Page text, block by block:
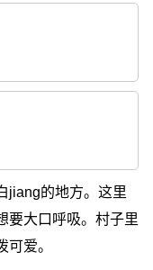
jiang的地方。这里
要大口呼吸。村子里
爱。